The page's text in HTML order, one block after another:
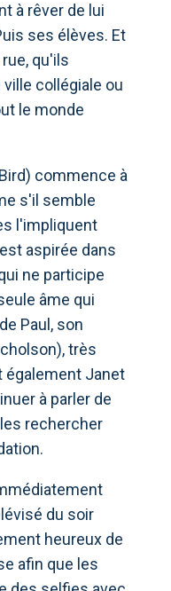
à rêver de lui
ses élèves. Et
qu'ils
collégiale ou
le monde
commence à
s'il semble
l'impliquent
aspirée dans
ne participe
âme qui
Paul, son
très
également Janet
à parler de
rechercher
du soir
heureux de
afin que les